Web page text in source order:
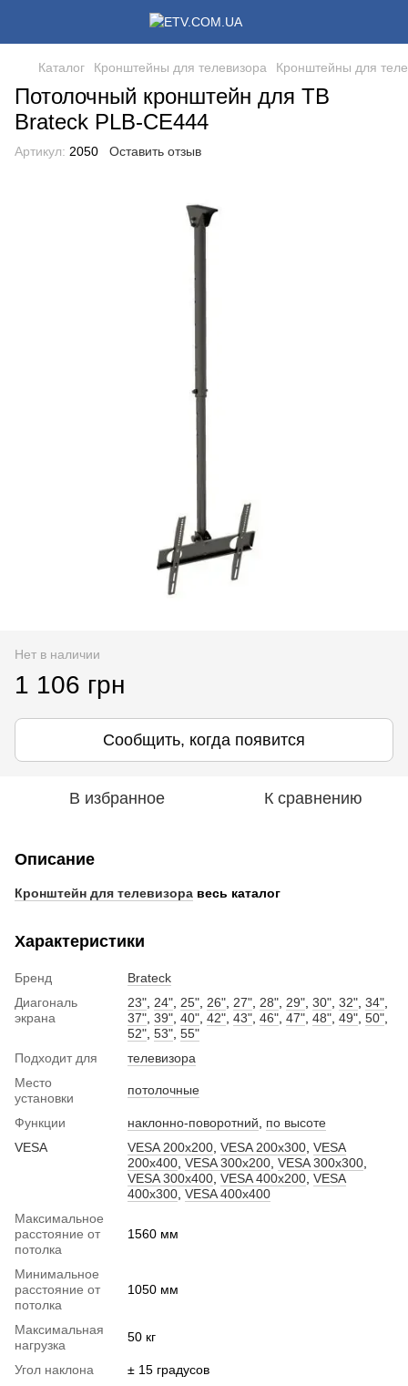
Каталог Кронштейны для телевизора Кронштейны для
Потолочный кронштейн для ТВ
Brateck PLB-CE444
Артикул: 2050 Оставить отзыв
Нет в наличии
1 106 грн
Сообщить, когда появится
В избранное К сравнению
Описание
Кронштейн для телевизора весь каталог
Характеристики
Бренд
Brateck
Диагональ
экрана
23" 24" 25" 26" 27" 28" 29" 30" 32" 34"
37" 39" 40" 42" 43" 46" 47" 48" 49" 50"
52" 53" 55"
Подходит для
телевизора
Место
установки
потолочные
Функции наклонно-поворотний
по высоте
VESA
VESA 200x200 VESA 200x300 VESA
200x400 VESA 300x200 VESA 300x300
VESA 300x400 VESA 400x200 VESA
400x300 VESA 400x400
Максимальное
расстояние от
потолка
1560 мм
Минимальное
расстояние от
потолка
1050 мм
Максимальная
нагрузка
50 кг
Угол наклона
± 15 градусов